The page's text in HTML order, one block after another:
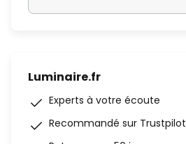
Luminaire.fr
Experts à votre écoute
Recommandé sur Trustpilot